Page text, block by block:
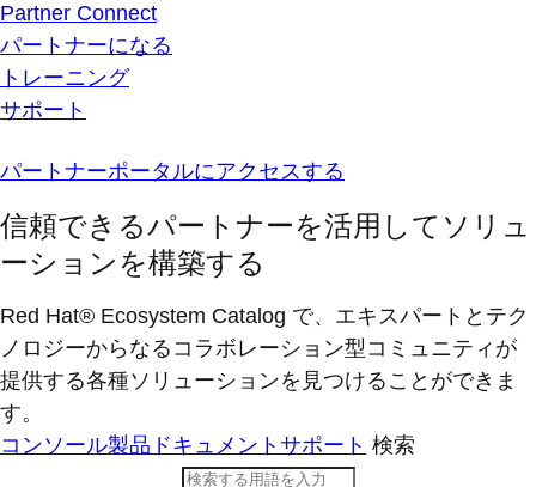
Partner Connect
パートナーになる
トレーニング
サポート
パートナーポータルにアクセスする
信頼できるパートナーを活用してソリュ
ーションを構築する
Red Hat® Ecosystem Catalog で、エキスパートとテク
ノロジーからなるコラボレーション型コミ​ュニティが
提供する各種ソリューションを見つけることができま
す。
コンソール製品ドキュメント サポート 検索